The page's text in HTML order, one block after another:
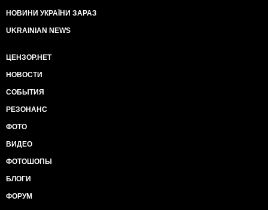
НОВИНИ УКРАЇНИ ЗАРАЗ
UKRAINIAN NEWS
ЦЕНЗОР.НЕТ
НОВОСТИ
СОБЫТИЯ
РЕЗОНАНС
ФОТО
ВИДЕО
ФОТОШОПЫ
БЛОГИ
ФОРУМ